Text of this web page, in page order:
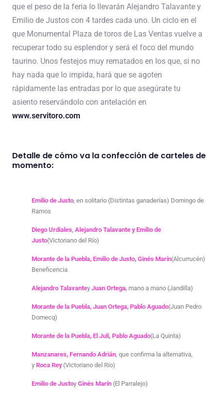
que el peso de la feria lo llevarán Alejandro Talavante y
Emilio de Justos con 4 tardes cada uno. Un ciclo en el
que Monumental Plaza de toros de Las Ventas vuelve a
recuperar todo su esplendor y será el foco del mundo
taurino. Unos festejos muy rematados en los que, si no
hay nada que lo impida, hará que se agoten
rápidamente las entradas por lo que asegúrate tu
asiento reservándolo con antelación en
www.servitoro.com
Detalle de cómo va la confección de carteles de
momento:
Emilio de Justo, en solitario (Distintas ganaderías) Domingo de
Ramos
Diego Urdiales, Alejandro Talavante y Emilio de
Justo(Victoriano del Río)
Morante de la Puebla, Emilio de Justo, Ginés Marín(Alcurrucén)
Beneficencia
Alejandro Talavantey Juan Ortega, mano a mano (Jandilla)
Morante de la Puebla, Juan Ortega, Pablo Aguado(Juan Pedro
Domecq)
Morante de la Puebla, El Juli, Pablo Aguado(La Quinta)
Manzanares, Fernando Adrián, que confirma la alternativa,
y Roca Rey (Victoriano del Río)
Emilio de Justoy Ginés Marín (El Parralejo)